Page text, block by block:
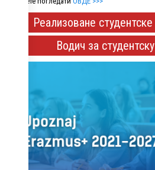
Реализоване
Водич за